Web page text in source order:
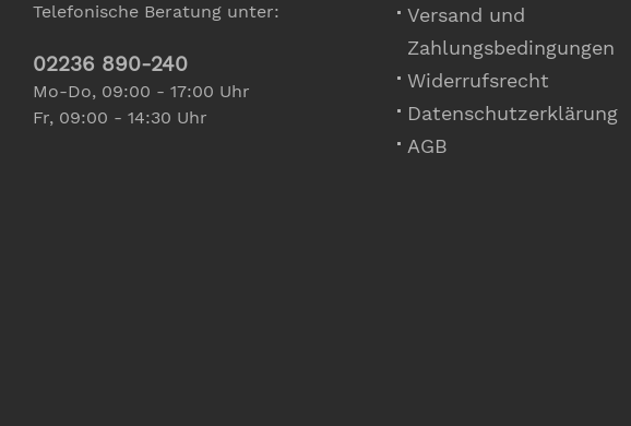
Telefonische Beratung unter:
02236 890-240
Mo-Do, 09:00 - 17:00 Uhr
Fr, 09:00 - 14:30 Uhr
Versand und
Zahlungsbedingungen
Widerrufsrecht
Datenschutzerklärung
AGB